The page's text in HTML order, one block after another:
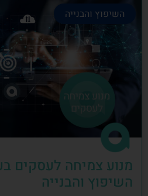
השיפוץ והבנייה
מנוע צמיחה לעסקים
השיפוץ והבנייה